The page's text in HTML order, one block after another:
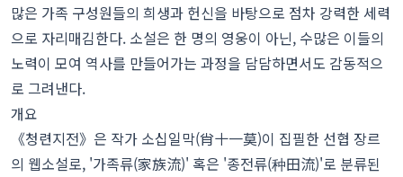
많은 가족 구성원들의 희생과 헌신을 바탕으로 점차 강력한 세력
으로 자리매김한다. 소설은 한 명의 영웅이 아닌, 수많은 이들의
노력이 모여 역사를 만들어가는 과정을 담담하면서도 감동적으
로 그려낸다.
개요
《청련지전》은 작가 소십일막(肖十一莫)이 집필한 선협 장르
의 웹소설로, '가족류(家族流)' 혹은 '종전류(种田流)'로 분류된